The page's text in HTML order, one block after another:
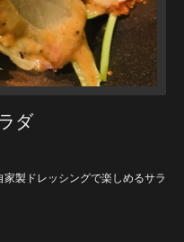
ダ
製ドレッシングで楽しめるサラ